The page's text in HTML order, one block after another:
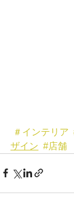
＃インテリア
ザイン #店舗